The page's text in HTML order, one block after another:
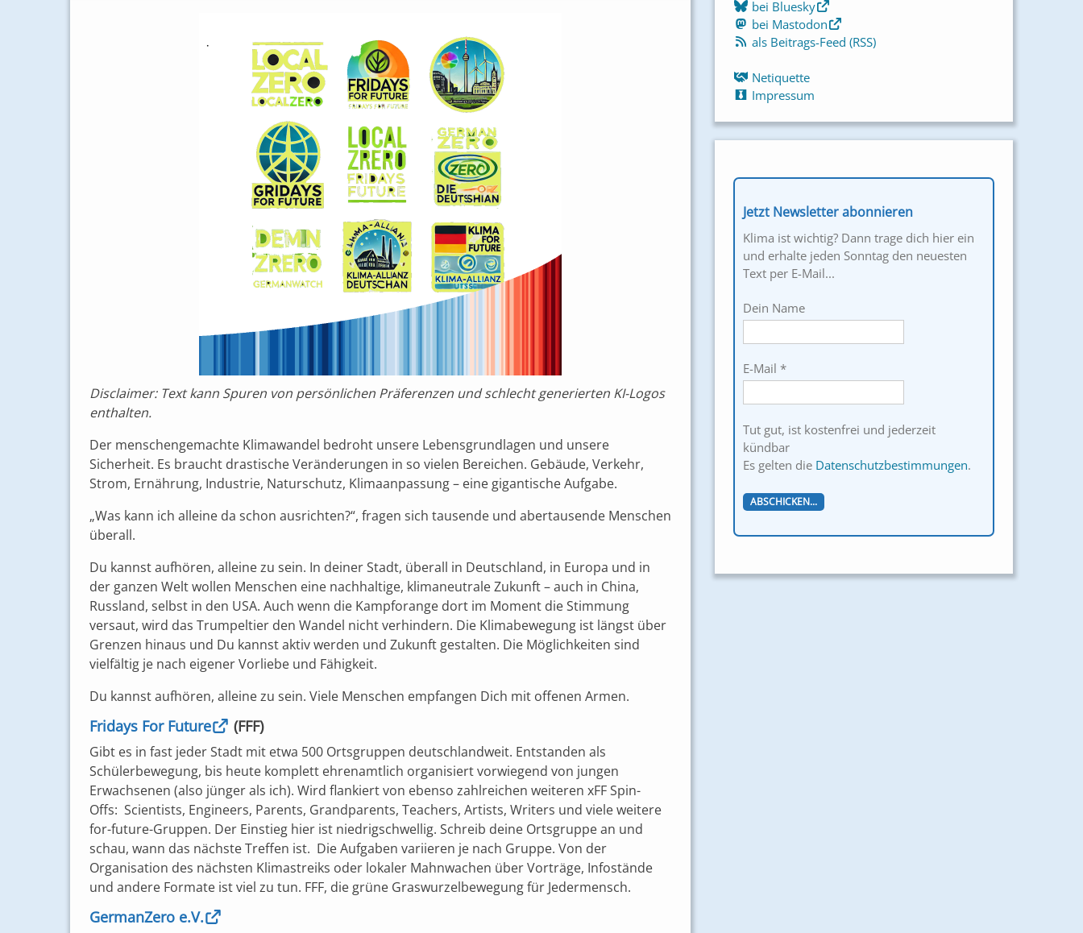
Disclaimer: Text kann Spuren von persönlichen Präferenzen und schlecht generierten KI-Logos
enthalten.
Der menschengemachte Klimawandel bedroht unsere Lebensgrundlagen und unsere
Sicherheit. Es braucht drastische Veränderungen in so vielen Bereichen. Gebäude, Verkehr,
Strom, Ernährung, Industrie, Naturschutz, Klimaanpassung – eine gigantische Aufgabe.
„Was kann ich alleine da schon ausrichten?“, fragen sich tausende und abertausende Menschen
überall.
Du kannst aufhören, alleine zu sein. In deiner Stadt, überall in Deutschland, in Europa und in
der ganzen Welt wollen Menschen eine nachhaltige, klimaneutrale Zukunft – auch in China,
Russland, selbst in den USA. Auch wenn die Kampforange dort im Moment die Stimmung
versaut, wird das Trumpeltier den Wandel nicht verhindern. Die Klimabewegung ist längst über
Grenzen hinaus und Du kannst aktiv werden und Zukunft gestalten. Die Möglichkeiten sind
vielfältig je nach eigener Vorliebe und Fähigkeit.
Du kannst aufhören, alleine zu sein. Viele Menschen empfangen Dich mit offenen Armen.
Fridays For Future (FFF)
Gibt es in fast jeder Stadt mit etwa 500 Ortsgruppen deutschlandweit. Entstanden als
Schülerbewegung, bis heute komplett ehrenamtlich organisiert vorwiegend von jungen
Erwachsenen (also jünger als ich). Wird flankiert von ebenso zahlreichen weiteren xFF Spin-
Offs: Scientists, Engineers, Parents, Grandparents, Teachers, Artists, Writers und viele weitere
for-future-Gruppen. Der Einstieg hier ist niedrigschwellig. Schreib deine Ortsgruppe an und
schau, wann das nächste Treffen ist. Die Aufgaben variieren je nach Gruppe. Von der
Organisation des nächsten Klimastreiks oder lokaler Mahnwachen über Vorträge, Infostände
und andere Formate ist viel zu tun. FFF, die grüne Graswurzelbewegung für Jedermensch.
GermanZero e.V.
bei Bluesky
bei Mastodon
als Beitrags-Feed (RSS)
Netiquette
Impressum
Jetzt Newsletter abonnieren
Klima ist wichtig? Dann trage dich hier ein
und erhalte jeden Sonntag den neuesten
Text per E-Mail...
Dein Name
E-Mail *
Tut gut, ist kostenfrei und jederzeit
kündbar
Es gelten die Datenschutzbestimmungen.